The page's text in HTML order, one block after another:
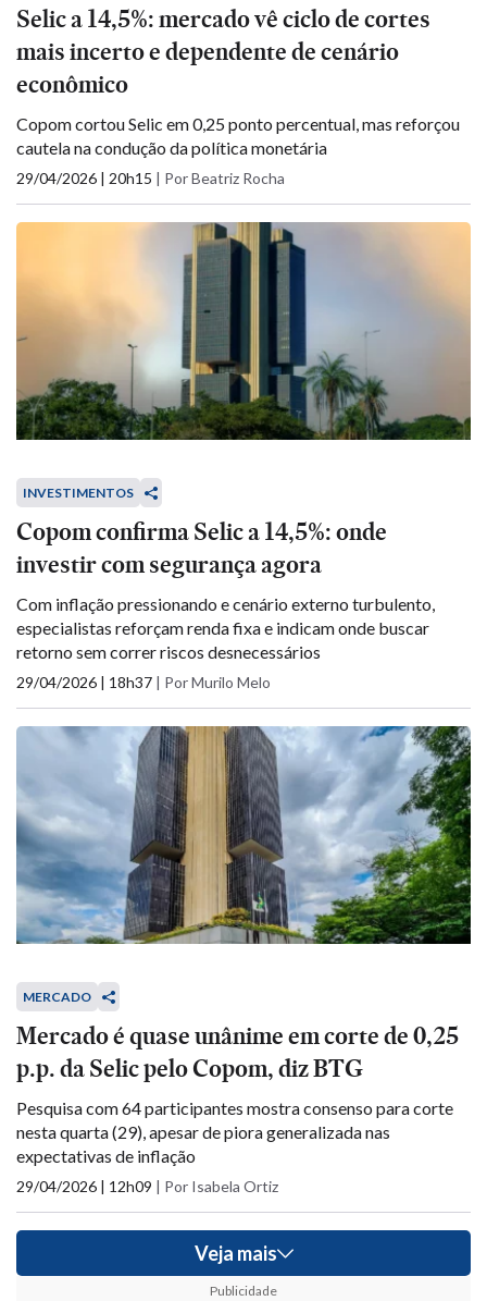
Selic a 14,5%: mercado vê ciclo de cortes
mais incerto e dependente de cenário
econômico
Copom cortou Selic em 0,25 ponto percentual, mas reforçou
cautela na condução da política monetária
29/04/2026 | 20h15 | Por Beatriz Rocha
INVESTIMENTOS
Copom confirma Selic a 14,5%: onde
investir com segurança agora
Com inflação pressionando e cenário externo turbulento,
especialistas reforçam renda fixa e indicam onde buscar
retorno sem correr riscos desnecessários
29/04/2026 | 18h37 | Por Murilo Melo
MERCADO
Mercado é quase unânime em corte de 0,25
p.p. da Selic pelo Copom, diz BTG
Pesquisa com 64 participantes mostra consenso para corte
nesta quarta (29), apesar de piora generalizada nas
expectativas de inflação
29/04/2026 | 12h09 | Por Isabela Ortiz
Veja mais
Publicidade